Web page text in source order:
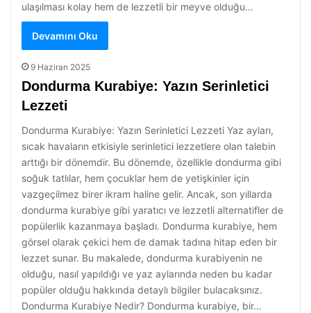
ulaşılması kolay hem de lezzetli bir meyve olduğu…
Devamını Oku
9 Haziran 2025
Dondurma Kurabiye: Yazın Serinletici
Lezzeti
Dondurma Kurabiye: Yazın Serinletici Lezzeti Yaz ayları,
sıcak havaların etkisiyle serinletici lezzetlere olan talebin
arttığı bir dönemdir. Bu dönemde, özellikle dondurma gibi
soğuk tatlılar, hem çocuklar hem de yetişkinler için
vazgeçilmez birer ikram haline gelir. Ancak, son yıllarda
dondurma kurabiye gibi yaratıcı ve lezzetli alternatifler de
popülerlik kazanmaya başladı. Dondurma kurabiye, hem
görsel olarak çekici hem de damak tadına hitap eden bir
lezzet sunar. Bu makalede, dondurma kurabiyenin ne
olduğu, nasıl yapıldığı ve yaz aylarında neden bu kadar
popüler olduğu hakkında detaylı bilgiler bulacaksınız.
Dondurma Kurabiye Nedir? Dondurma kurabiye, bir…